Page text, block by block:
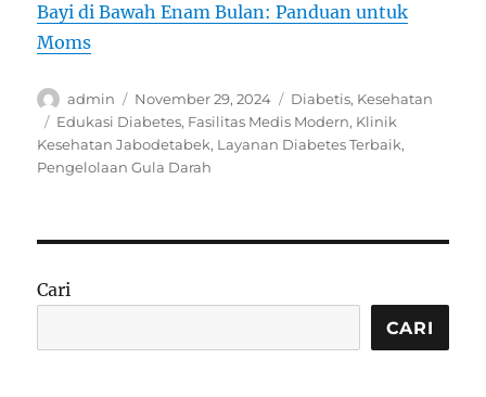
Bayi di Bawah Enam Bulan: Panduan untuk
Moms
Author
admin
Posted
on
November 29, 2024 Categories
Diabetis, Kesehatan
Tags
Edukasi Diabetes, Fasilitas Medis Modern, Klinik
Kesehatan Jabodetabek, Layanan Diabetes Terbaik,
Pengelolaan Gula Darah
Cari
CARI